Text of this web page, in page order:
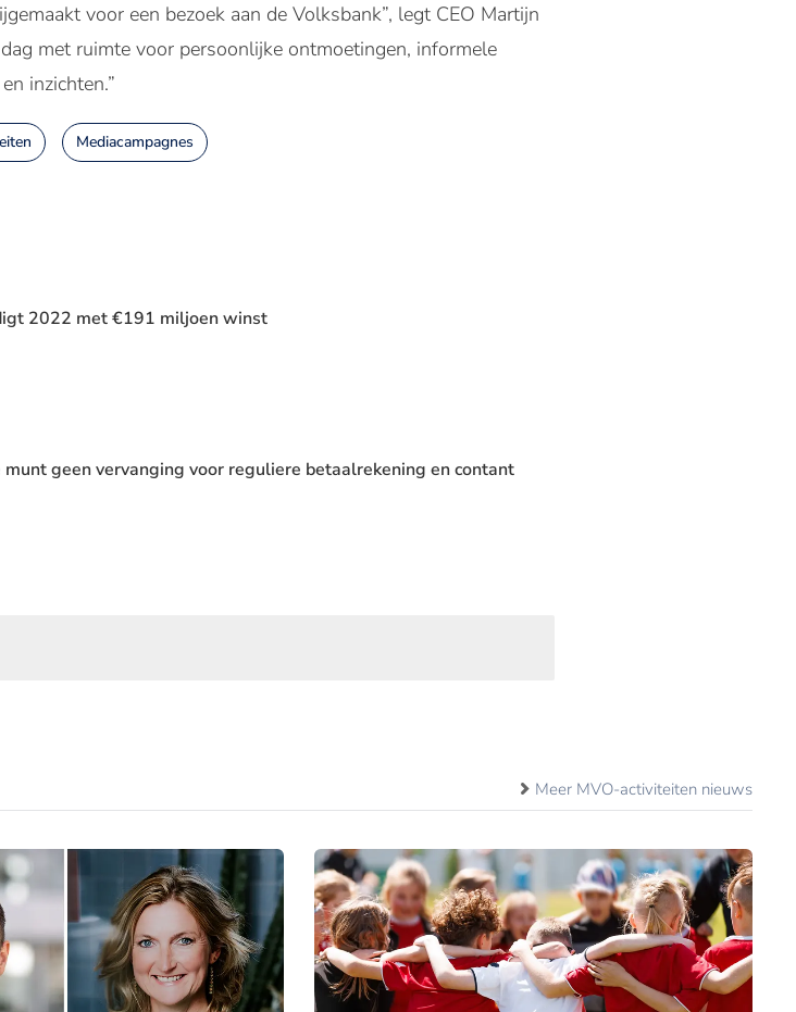
voor een bezoek aan de Volksbank”, legt CEO Martijn
met ruimte voor persoonlijke ontmoetingen, informele
inzichten.”
Mediacampagnes
2022 met €191 miljoen winst
munt geen vervanging voor reguliere betaalrekening en contant
Meer MVO-activiteiten nieuws